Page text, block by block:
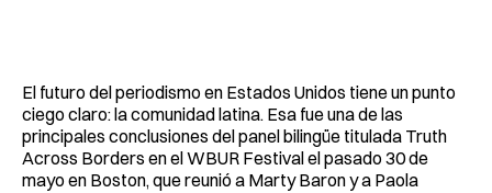
El futuro del periodismo en Estados Unidos tiene un punto
ciego claro: la comunidad latina. Esa fue una de las
principales conclusiones del panel bilingüe titulada Truth
Across Borders en el WBUR Festival el pasado 30 de
mayo en Boston, que reunió a Marty Baron y a Paola